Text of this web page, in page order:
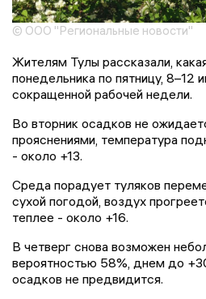
© ООО "Региональные новости"
Жителям Тулы рассказали,
понедельника по пятницу, 8–12
сокращенной рабочей недели.
Во вторник осадков не
прояснениями, температура
- около +13.
Среда порадует туляков
сухой погодой, воздух
теплее - около +16.
В четверг снова возможен
вероятностью 58%, днем до
осадков не предвидится.